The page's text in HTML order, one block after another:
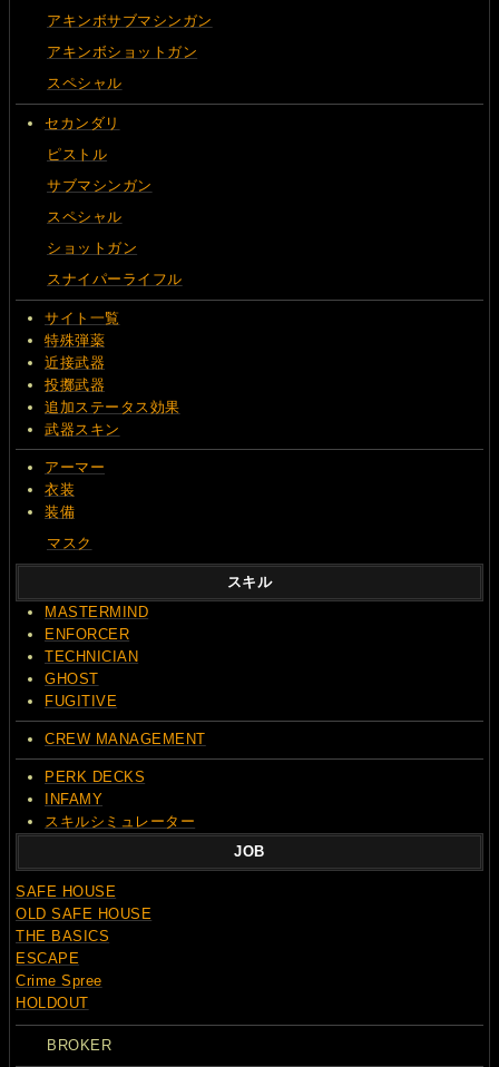
アキンボサブマシンガン
アキンボショットガン
スペシャル
セカンダリ
ピストル
サブマシンガン
スペシャル
ショットガン
スナイパーライフル
サイト一覧
特殊弾薬
近接武器
投擲武器
追加ステータス効果
武器スキン
アーマー
衣装
装備
マスク
スキル
MASTERMIND
ENFORCER
TECHNICIAN
GHOST
FUGITIVE
CREW MANAGEMENT
PERK DECKS
INFAMY
スキルシミュレーター
JOB
SAFE HOUSE
OLD SAFE HOUSE
THE BASICS
ESCAPE
Crime Spree
HOLDOUT
BROKER